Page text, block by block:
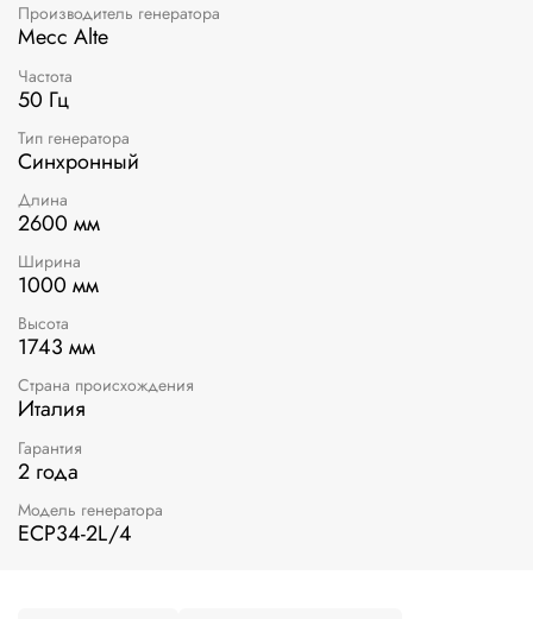
Производитель генератора
Mecc Alte
Частота
50 Гц
Тип генератора
Синхронный
Длина
2600 мм
Ширина
1000 мм
Высота
1743 мм
Страна происхождения
Италия
Гарантия
2 года
Модель генератора
ECP34-2L/4